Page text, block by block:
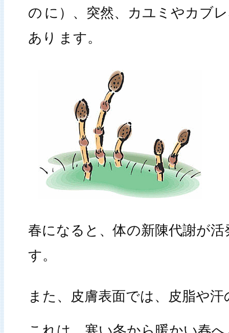
の に）、突然、カユミやカブ
あり ます。
春になると、体の新陳代謝が
す。
また、皮膚表面では、皮脂や